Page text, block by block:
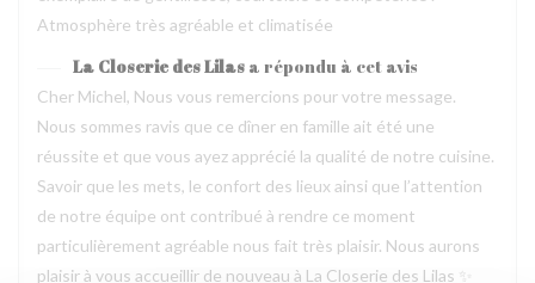
Atmosphère très agréable et climatisée
La Closerie des Lilas a répondu à cet avis
Cher Michel, Nous vous remercions pour votre message.
Nous sommes ravis que ce dîner en famille ait été une
réussite et que vous ayez apprécié la qualité de notre cuisine.
Savoir que les mets, le confort des lieux ainsi que l’attention
de notre équipe ont contribué à rendre ce moment
particulièrement agréable nous fait très plaisir. Nous aurons
plaisir à vous accueillir de nouveau à La Closerie des Lilas ✨